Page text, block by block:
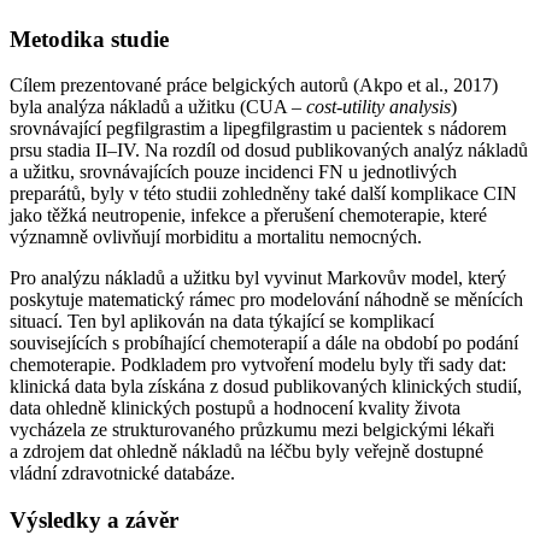
Metodika studie
Cílem prezentované práce belgických autorů (Akpo et al., 2017)
byla analýza nákladů a užitku (CUA –⁠ cost-utility analysis)
srovnávající pegfilgrastim a lipegfilgrastim u pacientek s nádorem
prsu stadia II–IV. Na rozdíl od dosud publikovaných analýz nákladů
a užitku, srovnávajících pouze incidenci FN u jednotlivých
preparátů, byly v této studii zohledněny také další komplikace CIN
jako těžká neutropenie, infekce a přerušení chemoterapie, které
významně ovlivňují morbiditu a mortalitu nemocných.
Pro analýzu nákladů a užitku byl vyvinut Markovův model, který
poskytuje matematický rámec pro modelování náhodně se měnících
situací. Ten byl aplikován na data týkající se komplikací
souvisejících s probíhající chemoterapií a dále na období po podání
chemoterapie. Podkladem pro vytvoření modelu byly tři sady dat:
klinická data byla získána z dosud publikovaných klinických studií,
data ohledně klinických postupů a hodnocení kvality života
vycházela ze strukturovaného průzkumu mezi belgickými lékaři
a zdrojem dat ohledně nákladů na léčbu byly veřejně dostupné
vládní zdravotnické databáze.
Výsledky a závěr